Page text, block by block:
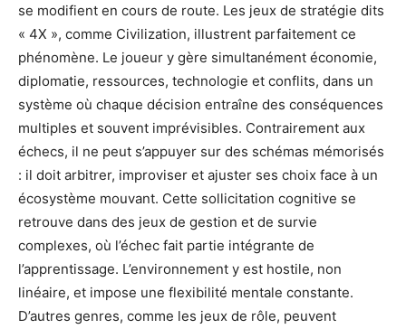
se modifient en cours de route. Les jeux de stratégie dits
« 4X », comme Civilization, illustrent parfaitement ce
phénomène. Le joueur y gère simultanément économie,
diplomatie, ressources, technologie et conflits, dans un
système où chaque décision entraîne des conséquences
multiples et souvent imprévisibles. Contrairement aux
échecs, il ne peut s’appuyer sur des schémas mémorisés
: il doit arbitrer, improviser et ajuster ses choix face à un
écosystème mouvant. Cette sollicitation cognitive se
retrouve dans des jeux de gestion et de survie
complexes, où l’échec fait partie intégrante de
l’apprentissage. L’environnement y est hostile, non
linéaire, et impose une flexibilité mentale constante.
D’autres genres, comme les jeux de rôle, peuvent